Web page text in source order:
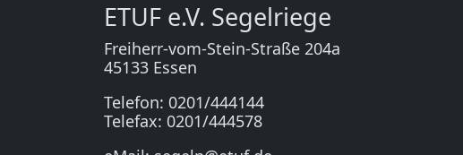
ETUF e.V. Segelriege
Freiherr-vom-Stein-Straße 204a
45133 Essen
Telefon: 0201/444144
Telefax: 0201/444578